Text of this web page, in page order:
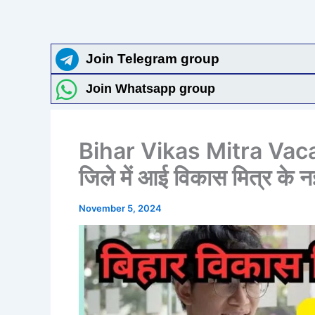
Join Telegram group
Join Whatsapp group
Bihar Vikas Mitra
जिले में आई विकास मित्र के
November 5, 2024